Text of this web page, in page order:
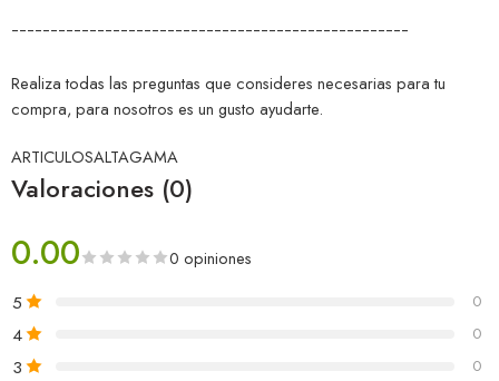
¯¯¯¯¯¯¯¯¯¯¯¯¯¯¯¯¯¯¯¯¯¯¯¯¯¯¯¯¯¯¯¯¯¯¯¯¯¯¯¯¯¯¯¯¯¯¯¯¯¯¯
Realiza todas las preguntas que consideres necesarias para tu
compra, para nosotros es un gusto ayudarte.
ARTICULOSALTAGAMA
Valoraciones (0)
0.00 0 opiniones
5 0
4 0
3 0